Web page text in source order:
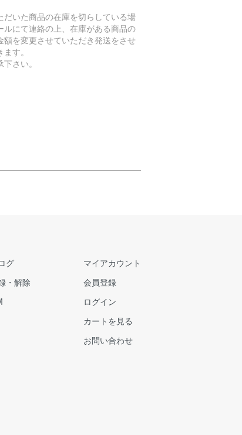
だいた商品の在庫を切らしている場
ルにて連絡の上、在庫がある商品の
額を変更させていただき発送をさせ
す。
さい。
グ
・解除
マイアカウント
会員登録
ログイン
カートを見る
お問い合わせ